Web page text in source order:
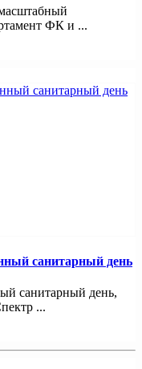
ФК и ...
санитарный день
санитарный день,
...